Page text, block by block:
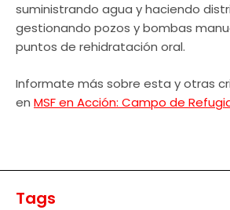
suministrando agua y haciendo
gestionando pozos y bombas
puntos de rehidratación oral.
Informate más sobre esta y otras
en MSF en Acción: Campo de
Tags